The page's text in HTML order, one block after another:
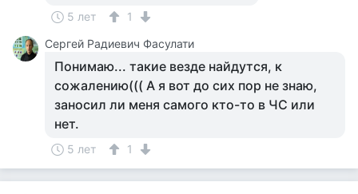
5 лет
1
Сергей Радиевич Фасулати
Понимаю... такие везде найдутся, к
сожалению((( А я вот до сих пор не знаю,
заносил ли меня самого кто-то в ЧС или
нет.
5 лет 1